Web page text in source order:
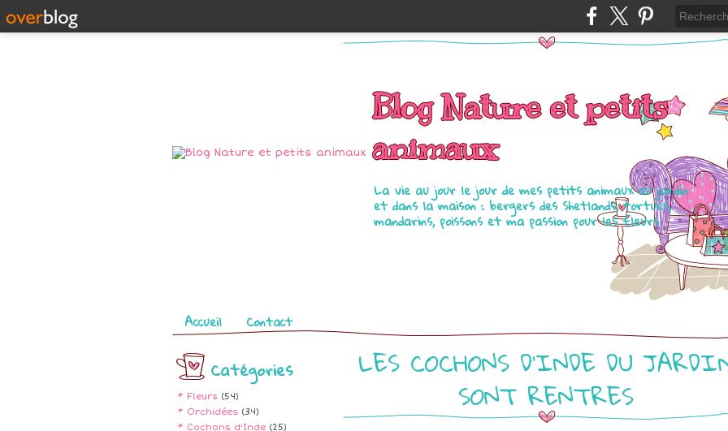
Blog Nature et petits
animaux
La vie au jour le jour de mes petits animaux au jardin
et dans la maison : bergers des Shetlands, tortues,
mandarins, poissons et ma passion pour les fleurs.
Pages
Accueil Contact
Catégories
* Fleurs (54)
* Orchidées (34)
* Cochons d'Inde (25)
LES COCHONS D'INDE DU
SONT RENTRES